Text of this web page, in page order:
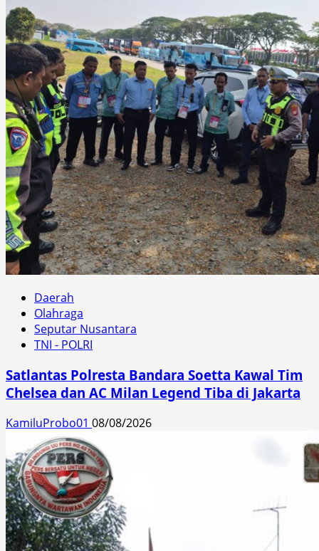
Daerah
Olahraga
Seputar Nusantara
TNI - POLRI
Satlantas Polresta Bandara Soetta Kawal Tim
Chelsea dan AC Milan Legend Tiba di Jakarta
KamiluProbo01 08/08/2026